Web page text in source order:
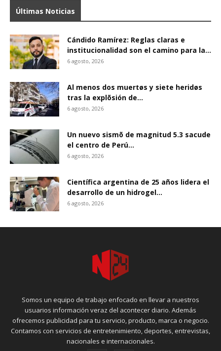
Últimas Noticias
Cándido Ramírez: Reglas claras e
institucionalidad son el camino para la...
6 agosto, 2026
Al menos dos muertøs y siete heridøs
tras la explõsión de...
6 agosto, 2026
Un nuevo sismõ de magnitud 5.3 sacude
el centro de Perú...
6 agosto, 2026
Científica argentina de 25 años lidera el
desarrollo de un hidrogel...
6 agosto, 2026
Somos un equipo de trabajo enfocado en llevar a nuestros
usuarios información veraz del acontecer diario. Además
ofrecemos publicidad para tu servicio, producto, marca o negocio.
Contamos con servicios de entretenimiento, deportes, entrevistas,
nacionales e internacionales.